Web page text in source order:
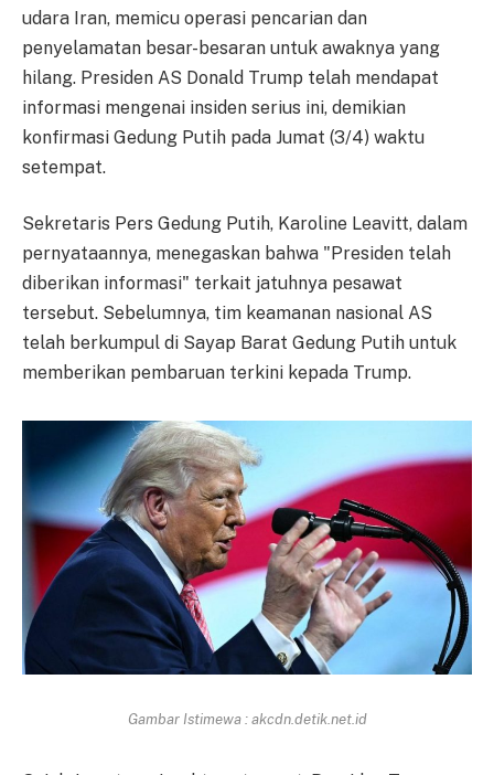
udara Iran, memicu operasi pencarian dan
penyelamatan besar-besaran untuk awaknya yang
hilang. Presiden AS Donald Trump telah mendapat
informasi mengenai insiden serius ini, demikian
konfirmasi Gedung Putih pada Jumat (3/4) waktu
setempat.
Sekretaris Pers Gedung Putih, Karoline Leavitt, dalam
pernyataannya, menegaskan bahwa "Presiden telah
diberikan informasi" terkait jatuhnya pesawat
tersebut. Sebelumnya, tim keamanan nasional AS
telah berkumpul di Sayap Barat Gedung Putih untuk
memberikan pembaruan terkini kepada Trump.
Gambar Istimewa : akcdn.detik.net.id